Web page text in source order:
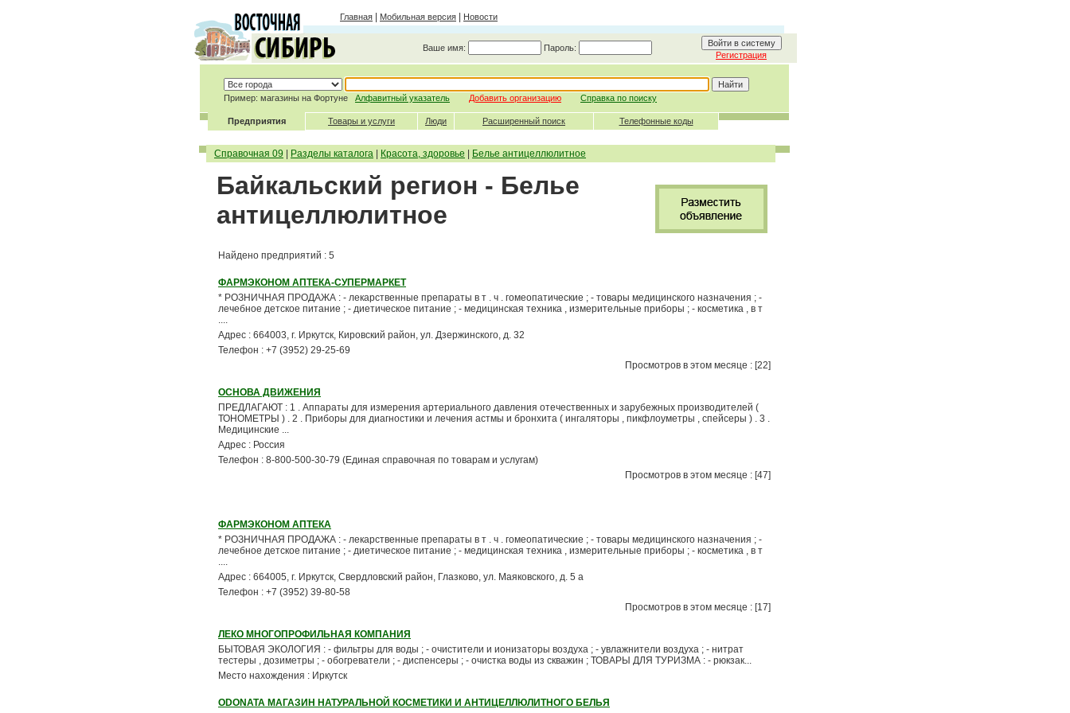
Главная Мобильная версия Новости
Ваше имя: Пароль:
Регистрация
Пример: магазины на Фортуне Алфавитный указатель Добавить организацию Справка по поиску
Предприятия Товары и услуги Люди Расширенный поиск Телефонные коды
Справочная 09 Разделы каталога Красота, здоровье Белье антицеллюлитное
Байкальский регион - Белье
антицеллюлитное
Найдено предприятий : 5
ФАРМЭКОНОМ АПТЕКА-СУПЕРМАРКЕТ
* РОЗНИЧНАЯ ПРОДАЖА : - лекарственные препараты в т . ч . гомеопатические ; - товары медицинского назначения ; -
лечебное детское питание ; - диетическое питание ; - медицинская техника , измерительные приборы ; - косметика , в т
....
Адрес : 664003, г. Иркутск, Кировский район, ул. Дзержинского, д. 32
Телефон : +7 (3952) 29-25-69
Просмотров в этом месяце : [22]
ОСНОВА ДВИЖЕНИЯ
ПРЕДЛАГАЮТ : 1 . Аппараты для измерения артериального давления отечественных и зарубежных производителей (
ТОНОМЕТРЫ ) . 2 . Приборы для диагностики и лечения астмы и бронхита ( ингаляторы , пикфлоуметры , спейсеры ) . 3 .
Медицинские ...
Адрес : Россия
Телефон : 8-800-500-30-79 (Единая справочная по товарам и услугам)
Просмотров в этом месяце : [47]
ФАРМЭКОНОМ АПТЕКА
* РОЗНИЧНАЯ ПРОДАЖА : - лекарственные препараты в т . ч . гомеопатические ; - товары медицинского назначения ; -
лечебное детское питание ; - диетическое питание ; - медицинская техника , измерительные приборы ; - косметика , в т
....
Адрес : 664005, г. Иркутск, Свердловский район, Глазково, ул. Маяковского, д. 5 а
Телефон : +7 (3952) 39-80-58
Просмотров в этом месяце : [17]
ЛЕКО МНОГОПРОФИЛЬНАЯ КОМПАНИЯ
БЫТОВАЯ ЭКОЛОГИЯ : - фильтры для воды ; - очистители и ионизаторы воздуха ; - увлажнители воздуха ; - нитрат
тестеры , дозиметры ; - обогреватели ; - диспенсеры ; - очистка воды из скважин ; ТОВАРЫ ДЛЯ ТУРИЗМА : - рюкзак...
Место нахождения : Иркутск
ODONATA МАГАЗИН НАТУРАЛЬНОЙ КОСМЕТИКИ И АНТИЦЕЛЛЮЛИТНОГО БЕЛЬЯ